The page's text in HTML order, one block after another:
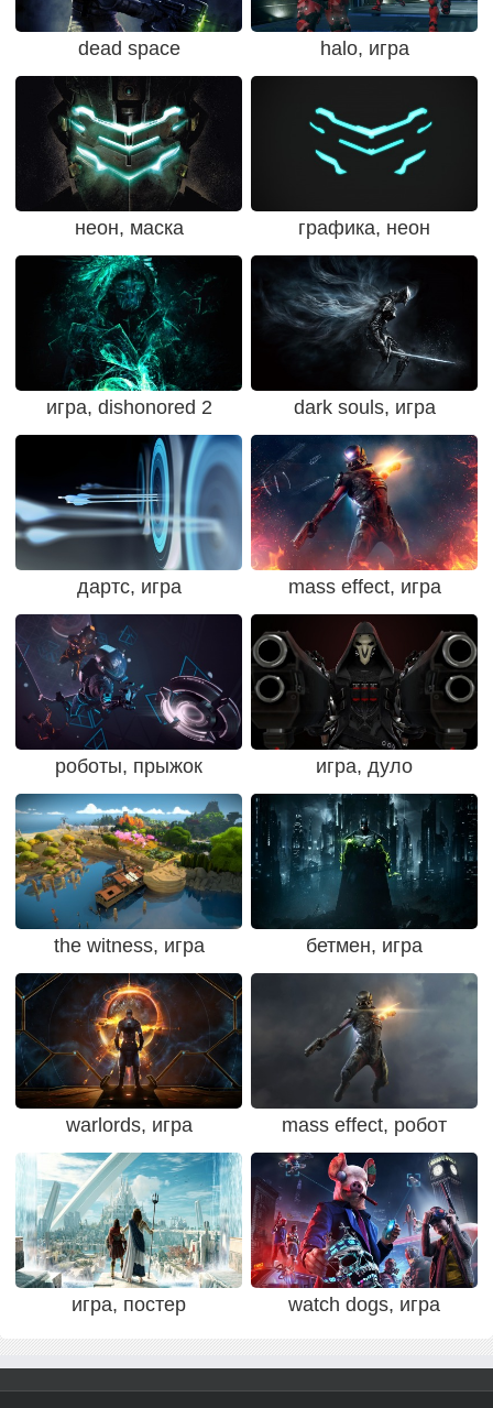
dead space halo, игра
неон, маска графика, неон
игра, dishonored 2 dark souls, игра
дартс, игра mass effect, игра
роботы, прыжок игра, дуло
the witness, игра бетмен, игра
warlords, игра mass effect, робот
игра, постер watch dogs, игра